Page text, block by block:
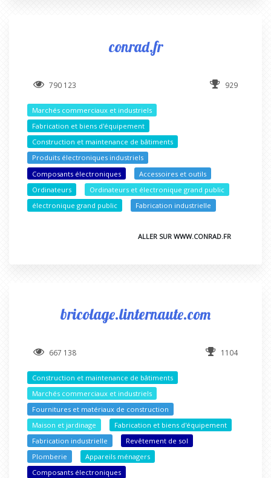
conrad.fr
790 123 929
Marchés commerciaux et industriels
Fabrication et biens d'équipement
Construction et maintenance de bâtiments
Produits électroniques industriels
Composants électroniques
Accessoires et outils
Ordinateurs
Ordinateurs et électronique grand public
électronique grand public
Fabrication industrielle
ALLER SUR WWW.CONRAD.FR
bricolage.linternaute.com
667 138 1104
Construction et maintenance de bâtiments
Marchés commerciaux et industriels
Fournitures et matériaux de construction
Maison et jardinage
Fabrication et biens d'équipement
Fabrication industrielle
Revêtement de sol
Plomberie
Appareils ménagers
Composants électroniques